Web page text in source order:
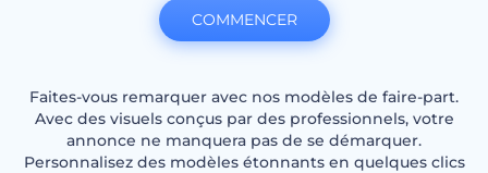
Faites-vous remarquer avec nos modèles de faire-part.
Avec des visuels conçus par des professionnels, votre
annonce ne manquera pas de se démarquer.
Personnalisez des modèles étonnants en quelques clics
COMMENCER